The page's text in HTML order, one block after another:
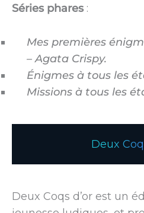
Séries phares:
Mes premières
– Agata Crispy.
Énigmes à tous les
Missions à tous les
Deux
Deux Coqs d’or est un